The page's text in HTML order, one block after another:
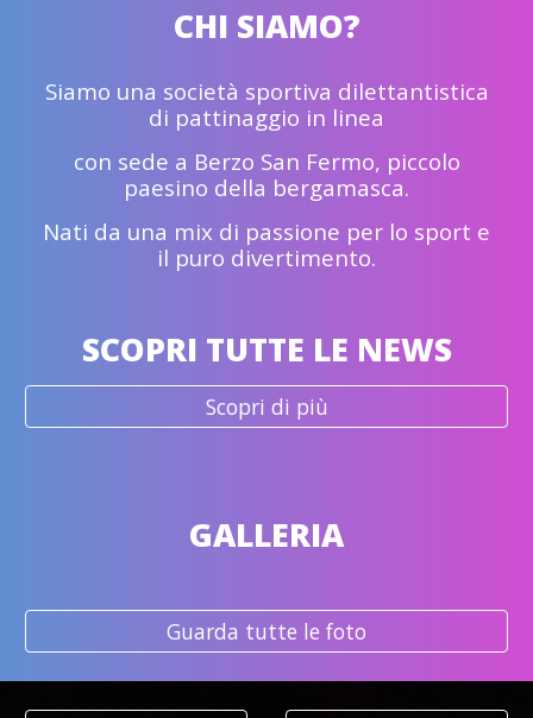
CHI SIAMO?
Siamo una società sportiva dilettantistica
di pattinaggio in linea
con sede a Berzo San Fermo, piccolo
paesino della bergamasca.
Nati da una mix di passione per lo sport e
il puro divertimento.
SCOPRI TUTTE LE NEWS
Scopri di più
GALLERIA
Guarda tutte le foto